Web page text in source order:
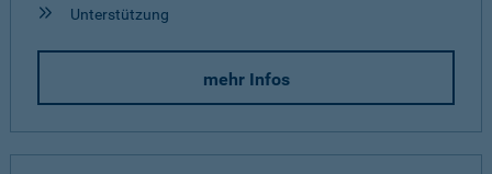
Unterstützung
mehr Infos